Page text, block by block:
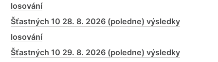
losování
Šťastných 10 28. 8. 2026 (poledne) výsledky
losování
Šťastných 10 29. 8. 2026 (poledne) výsledky